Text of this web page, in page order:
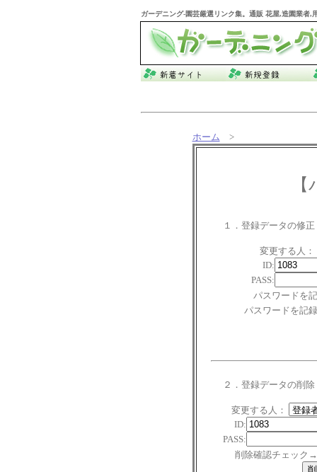
ガーデニング-園芸厳選リンク集。通販 花屋,造園業者,
ホーム >
１．登録データの修正
変更する人：
ID:
PASS:
パスワードを
パスワードを記
２．登録データの削除
変更する人：
ID:
PASS:
削除確認チェック→